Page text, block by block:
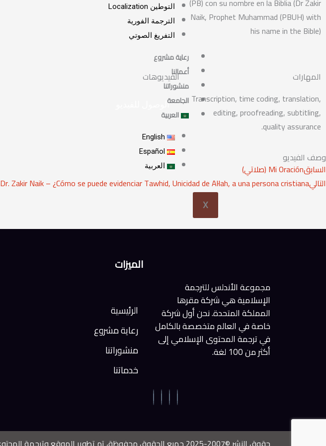
التوطين Localization
الترجمة الفورية
التفريغ الصوتي
رعاية مشروع
أعمالنا
منشوراتنا
الجامعة
العربية
English
Español
العربية
X
Naik, Prophet Muhammad (PBUH) with
his name in the Bible)
المهارات
Transcription, time coding, translation,
editing, proofreading, subtitling,
quality assurance.
الفيديوهات
الوصول للفيديو
وصف الفيديو
Prev
السابقMi Oración (صلاتي)
التاليDr. Zakir Naik – ¿Cómo se puede evidenciar Tawhid, Unicidad de Al·lah, a una persona cristiana?
مجموعة الأندلس للترجمة
الإسلامية هي شركة مقرها
المملكة المتحدة. نحن أول شركة
خاصة في العالم متخصصة بالكامل
في ترجمة المحتوى الإسلامي إلى
أكثر من 100 لغة.
الميزات
الرئيسية
رعاية مشروع
منشوراتنا
خدماتنا